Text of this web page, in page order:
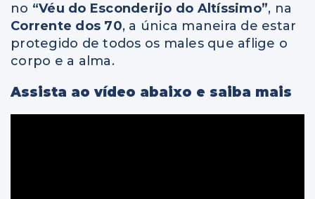
no “Véu do Esconderijo do Altíssimo”, na
Corrente dos 70, a única maneira de estar
protegido de todos os males que aflige o
corpo e a alma.
Assista ao vídeo abaixo e saiba mais